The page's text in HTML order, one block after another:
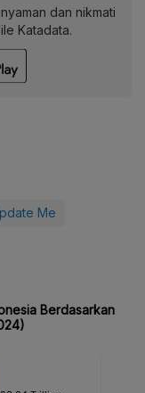
dan nikmati
Katadata.
Me